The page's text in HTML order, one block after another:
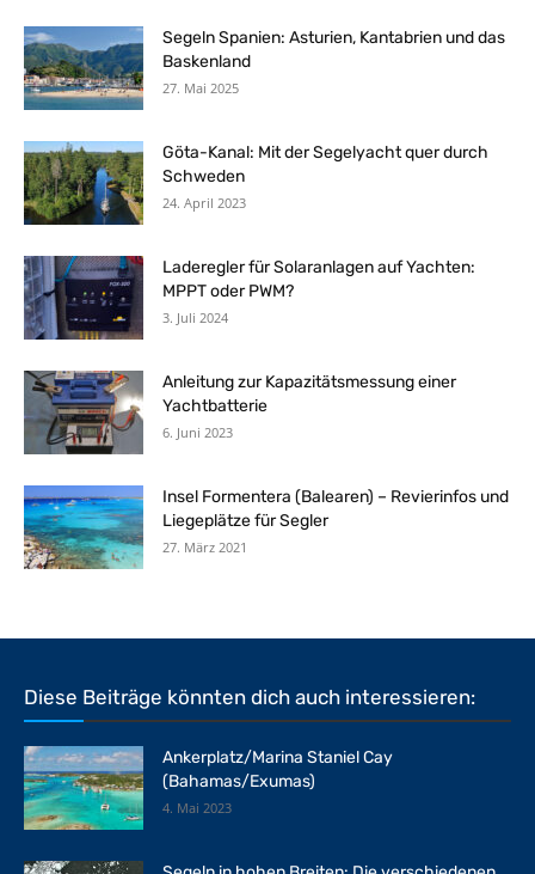
Segeln Spanien: Asturien, Kantabrien und das
Baskenland
27. Mai 2025
Göta-Kanal: Mit der Segelyacht quer durch
Schweden
24. April 2023
Laderegler für Solaranlagen auf Yachten:
MPPT oder PWM?
3. Juli 2024
Anleitung zur Kapazitätsmessung einer
Yachtbatterie
6. Juni 2023
Insel Formentera (Balearen) – Revierinfos und
Liegeplätze für Segler
27. März 2021
Diese Beiträge könnten dich auch interessieren:
Ankerplatz/Marina Staniel Cay
(Bahamas/Exumas)
4. Mai 2023